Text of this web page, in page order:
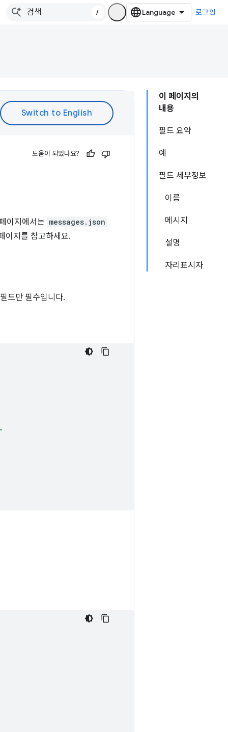
/ 로그인
이 페이지의
내용
필드 요약
예
필드 세부정보
이름
메시지
설명
자리표시자
도움이 되었나요?
이지에서는 messages.json
이지를 참고하세요.
드만 필수입니다.